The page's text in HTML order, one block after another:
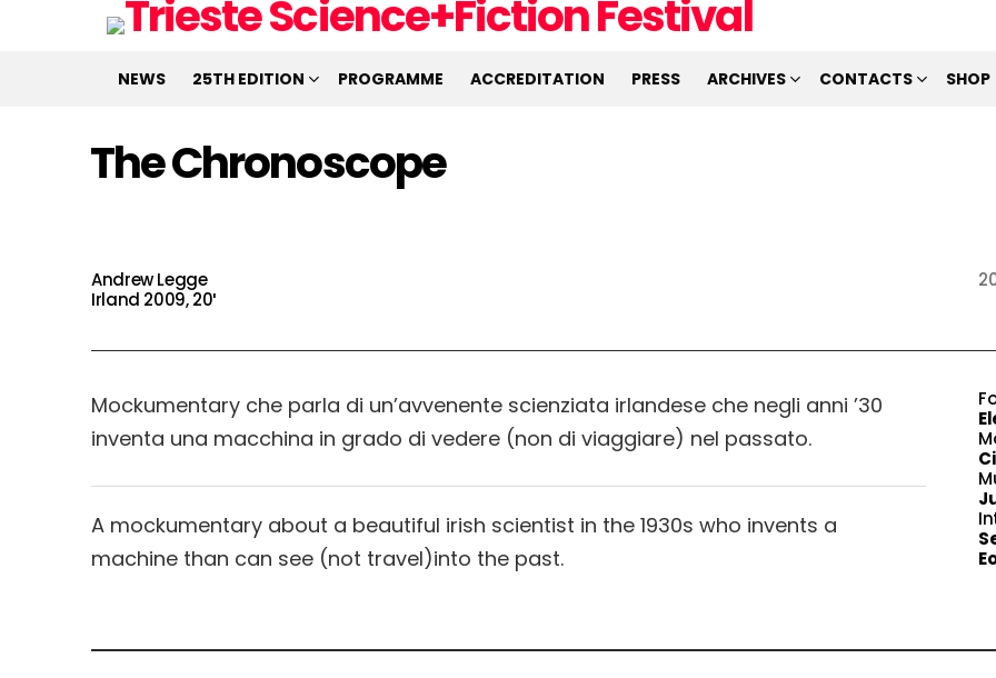
NEWS 25TH EDITION PROGRAMME ACCREDITATION PRESS ARCHIVES CONTACTS SHOP
The Chronoscope
Andrew Legge
Irland 2009, 20′
Mockumentary che parla di un’avvenente scienziata irlandese che negli anni ’30
inventa una macchina in grado di vedere (non di viaggiare) nel passato.
A mockumentary about a beautiful irish scientist in the 1930s who invents a
machine than can see (not travel)into the past.